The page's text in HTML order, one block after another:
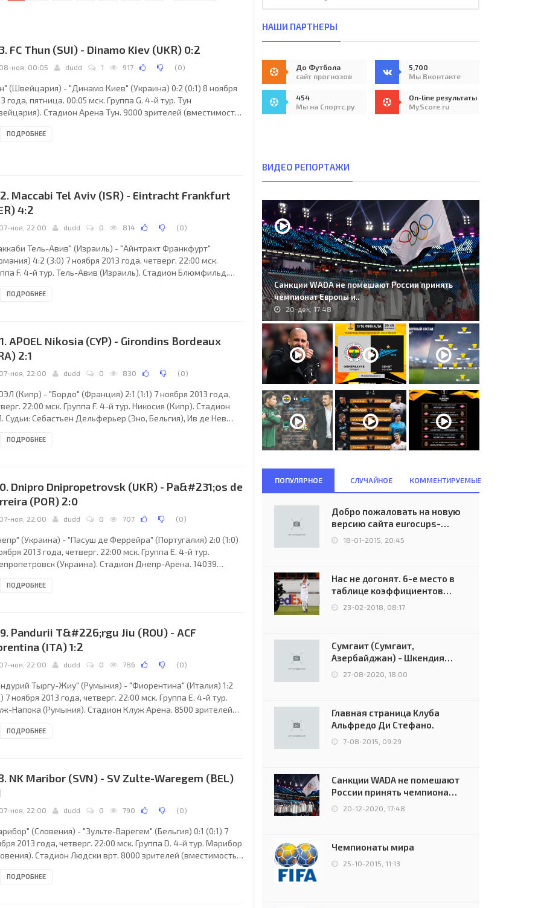
FC Thun (SUI) - Dinamo Kiev (UKR) 0:2
08-ноя, 00:05 dudd 1 917 (0)
(Швейцария) - "Динамо Киев" (Украина) 0:2 (0:1) 8 ноября
года, пятница. 00:05 мск. Группа G. 4-й тур. Тун
Стадион Арена Тун. 9000 зрителей (вместимость
Эрик Дансоль (Франция). Резервный: Фреджи Аршай
ПОДРОБНЕЕ
Maccabi Tel Aviv (ISR) - Eintracht Frankfurt
4:2
07-ноя, 22:00 dudd 0 814 (0)
Тель-Авив" (Израиль) - "Айнтрахт Франкфурт"
4:2 (3:0) 7 ноября 2013 года, четверг. 22:00 мск.
F. 4-й тур. Тель-Авив (Израиль). Стадион Блюмфильд.
Кристоф Меерс (Бельгия). Резервный: Джимми
Йейни (к), Никола Митрович, Омри
ПОДРОБНЕЕ
APOEL Nikosia (CYP) - Girondins Bordeaux
2:1
07-ноя, 22:00 dudd 0 830 (0)
(Кипр) - "Бордо" (Франция) 2:1 (1:1) 7 ноября 2013 года,
22:00 мск. Группа F. 4-й тур. Никосия (Кипр). Стадион
Судьи: Себастьен Дельферьер (Эно, Бельгия), Ив де Нев
(Бельгия). АПОЭЛ: Урко Пардо, Марсело Оливейра, Марио
88), Элдер Кабрал.
ПОДРОБНЕЕ
Dnipro Dnipropetrovsk (UKR) - Pa&#231;os de
(POR) 2:0
07-ноя, 22:00 dudd 0 707 (0)
(Украина) - "Пасуш де Феррейра" (Португалия) 2:0 (1:0)
2013 года, четверг. 22:00 мск. Группа E. 4-й тур.
(Украина). Стадион Днепр-Арена. 14039
Матти Хейнинен (Финляндия), Ян-Петер Аравирта
Канкава, Евгений
ПОДРОБНЕЕ
Pandurii T&#226;rgu Jiu (ROU) - ACF
(ITA) 1:2
07-ноя, 22:00 dudd 0 786 (0)
Тыргу-Жиу" (Румыния) - "Фиорентина" (Италия) 1:2
7 ноября 2013 года, четверг. 22:00 мск. Группа E. 4-й тур.
Напока (Румыния). Стадион Клуж Арена. 8500 зрителей
Акривос (Греция), Дамианос Эфтимиадис (Греция).
Пол Антон, Эрико
ПОДРОБНЕЕ
NK Maribor (SVN) - SV Zulte-Waregem (BEL)
07-ноя, 22:00 dudd 0 790 (0)
(Словения) - "Зульте-Варегем" (Бельгия) 0:1 (0:1) 7
2013 года, четверг. 22:00 мск. Группа D. 4-й тур. Марибор
Стадион Людски врт. 8000 зрителей (вместимость -
Иржи Молачек (Чехия). Резервный: Патрик Филипек
ПОДРОБНЕЕ
НАШИ ПАРТНЕРЫ
До Футбола
сайт прогнозов
5,700
Мы Вконтакте
454
Мы на Спортс.ру
On-line результаты
MyScore.ru
ВИДЕО РЕПОРТАЖИ
Санкции WADA не помешают России принять
чемпионат Европы и..
20-дек, 17:48
ПОПУЛЯРНОЕ СЛУЧАЙНОЕ КОММЕНТИРУЕМЫЕ
Добро пожаловать на новую
версию сайта eurocups-
uefa.ru
18-01-2015, 20:45
Нас не догонят. 6-е место в
таблице коэффициентов
УЕФА остаётся за Россией
23-02-2018, 08:17
Сумгаит (Сумгаит,
Азербайджан) - Шкендия
(Тетово, Северная
Македония) - 0:2 (0:0)
27-08-2020, 18:00
Главная страница Клуба
Альфредо Ди Стефано.
7-08-2015, 09:29
Санкции WADA не помешают
России принять чемпионат
Европы и финал Лиги
чемпионов.
20-12-2020, 17:48
Чемпионаты мира
25-10-2015, 11:13